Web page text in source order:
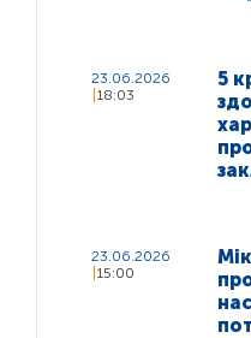
23.06.2026
18:03
5
23.06.2026
15:00